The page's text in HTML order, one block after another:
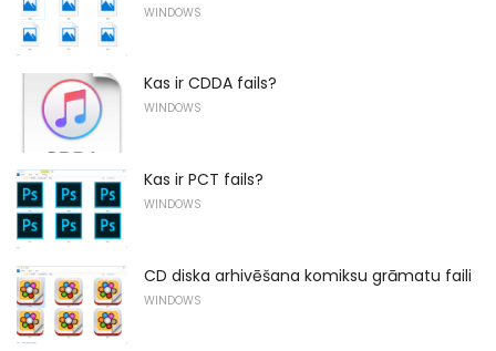
WINDOWS
Kas ir CDDA fails?
WINDOWS
Kas ir PCT fails?
WINDOWS
CD diska arhivēšana komiksu grāmatu faili
WINDOWS